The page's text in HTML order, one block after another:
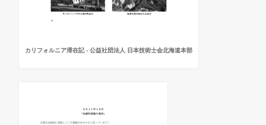
カリフォルニア滞在記 - 公益社団法人 日本技術士会北海道本部